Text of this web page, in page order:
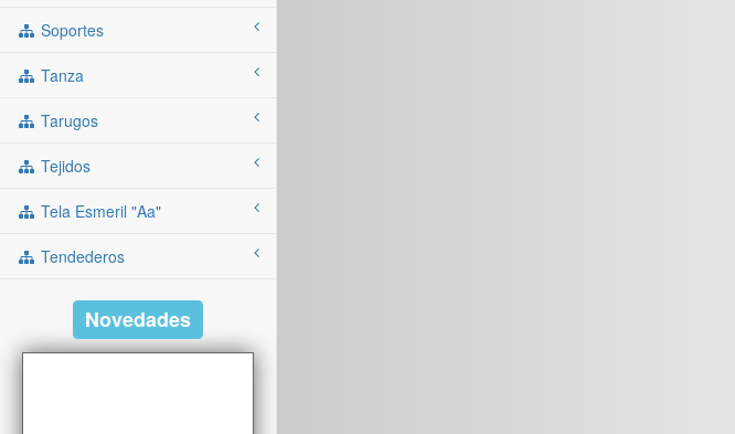
Soportes
Tanza
Tarugos
Tejidos
Tela Esmeril "aa"
Tendederos
Novedades